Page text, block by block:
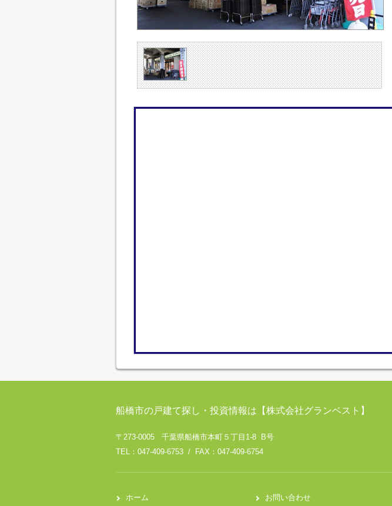
船橋市の戸建て探し・投資情報は【株式会社グランベスト】
〒273-0005 千葉県船橋市本町５丁目1-8 B号
TEL：047-409-6753 / FAX：047-409-6754
ホーム お問い合わせ